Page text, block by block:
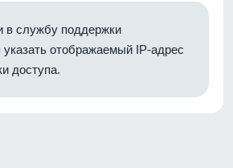
в службу поддержки
указать отображаемый IP-адрес
доступа.